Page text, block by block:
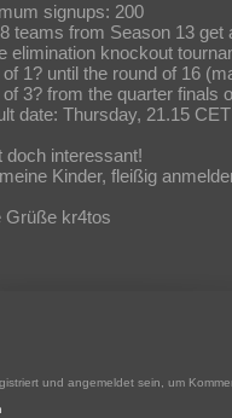
signups: 200
teams from Season 13 get
elimination knockout
of 1? until the round of 16
of 3? from the quarter
date: Thursday, 21.15
doch interessant!
Kinder, fleißig
Grüße kr4tos
und angemeldet sein, um